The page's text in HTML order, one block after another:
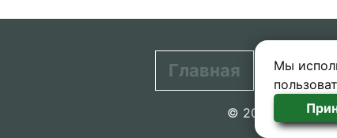
Мы
Главная
© 2020-2026